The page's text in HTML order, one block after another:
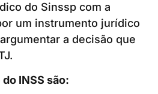
do Sinssp com a
um instrumento jurídico
a decisão que
INSS são: